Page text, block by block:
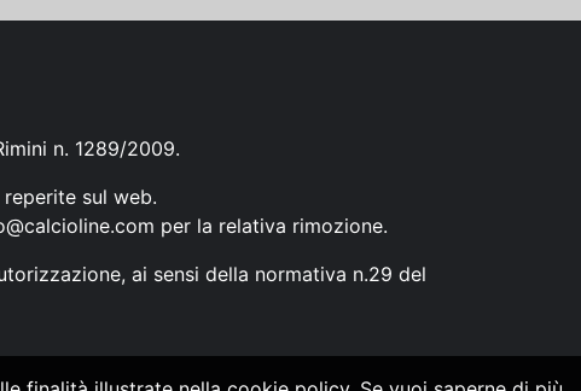
n. 1289/2009.
sul web.
per la relativa rimozione.
ai sensi della normativa n.29 del